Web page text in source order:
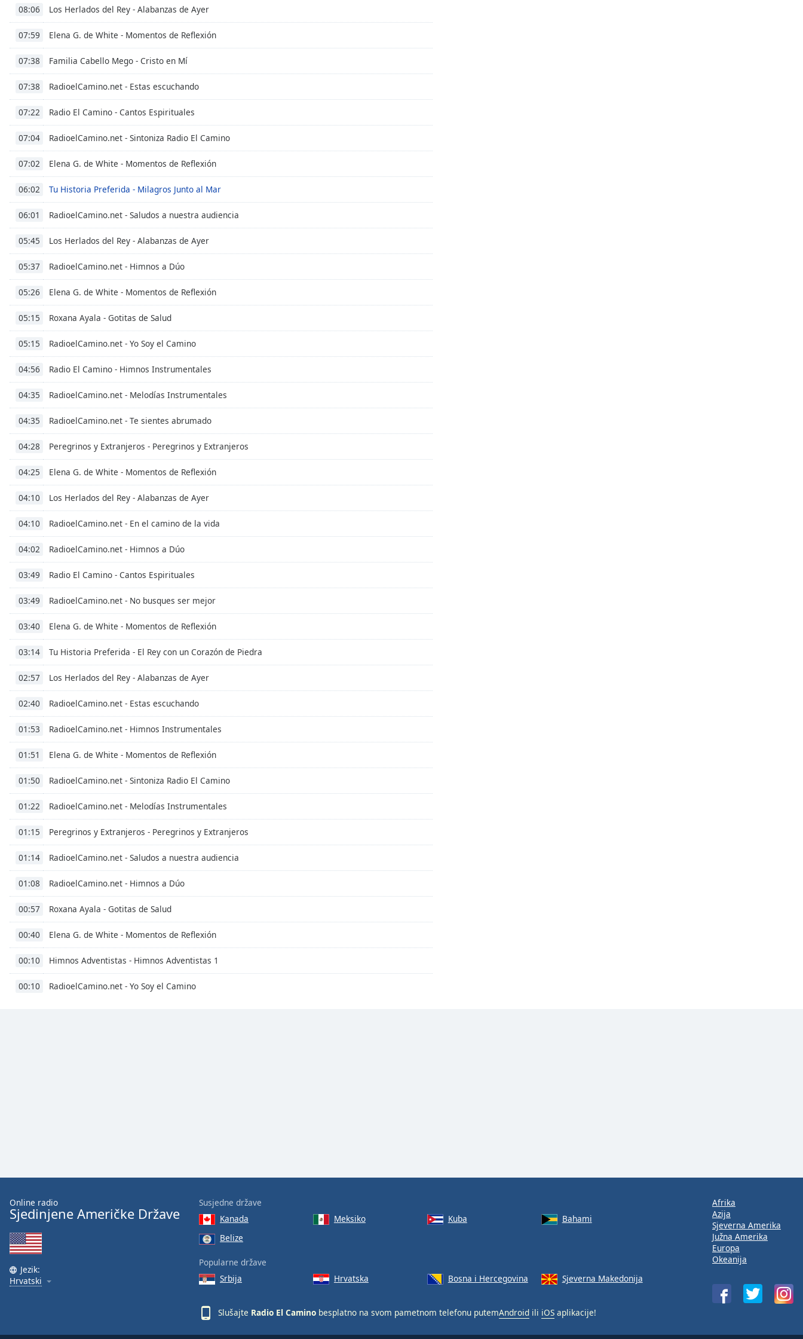
Audio
Track
Picture-
in-
window.
Beginning
dialog
window.
Escape
will
cancel
and
close
the
window.
Color
Opacity
Background
Caption
Area
Background
Color
Opacity
Font
Edge
Style
Font
Family
Reset
Done
Close
Modal
Dialog
End
window.
08:06 Los Herlados del Rey - Alabanzas de Ayer
07:59 Elena G. de White - Momentos de Reflexión
07:38 Familia Cabello Mego - Cristo en Mí
07:38 RadioelCamino.net - Estas escuchando
07:22 Radio El Camino - Cantos Espirituales
07:04 RadioelCamino.net - Sintoniza Radio El Camino
07:02 Elena G. de White - Momentos de Reflexión
06:02 Tu Historia Preferida - Milagros Junto al Mar
06:01 RadioelCamino.net - Saludos a nuestra audiencia
05:45 Los Herlados del Rey - Alabanzas de Ayer
05:37 RadioelCamino.net - Himnos a Dúo
05:26 Elena G. de White - Momentos de Reflexión
05:15 Roxana Ayala - Gotitas de Salud
05:15 RadioelCamino.net - Yo Soy el Camino
04:56 Radio El Camino - Himnos Instrumentales
04:35 RadioelCamino.net - Melodías Instrumentales
04:35 RadioelCamino.net - Te sientes abrumado
04:28 Peregrinos y Extranjeros - Peregrinos y Extranjeros
04:25 Elena G. de White - Momentos de Reflexión
04:10 Los Herlados del Rey - Alabanzas de Ayer
04:10 RadioelCamino.net - En el camino de la vida
04:02 RadioelCamino.net - Himnos a Dúo
03:49 Radio El Camino - Cantos Espirituales
03:49 RadioelCamino.net - No busques ser mejor
03:40 Elena G. de White - Momentos de Reflexión
03:14 Tu Historia Preferida - El Rey con un Corazón de Piedra
02:57 Los Herlados del Rey - Alabanzas de Ayer
02:40 RadioelCamino.net - Estas escuchando
01:53 RadioelCamino.net - Himnos Instrumentales
01:51 Elena G. de White - Momentos de Reflexión
01:50 RadioelCamino.net - Sintoniza Radio El Camino
01:22 RadioelCamino.net - Melodías Instrumentales
01:15 Peregrinos y Extranjeros - Peregrinos y Extranjeros
01:14 RadioelCamino.net - Saludos a nuestra audiencia
01:08 RadioelCamino.net - Himnos a Dúo
00:57 Roxana Ayala - Gotitas de Salud
00:40 Elena G. de White - Momentos de Reflexión
00:10 Himnos Adventistas - Himnos Adventistas 1
00:10 RadioelCamino.net - Yo Soy el Camino
Online radio
Sjedinjene Američke Države
Jezik:
Hrvatski
Susjedne države
Kanada
Meksiko Kuba
Bahami
Belize
Popularne države
Srbija
Hrvatska Bosna i Hercegovina Sjeverna Makedonija
Slušajte Radio El Camino besplatno na svom pametnom telefonu putemAndroid ili iOS aplikacije!
Afrika
Azija
Sjeverna Amerika
Južna Amerika
Europa
Okeanija